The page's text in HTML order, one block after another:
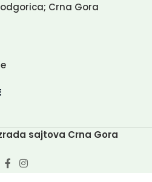
Crna Gora
sajtova Crna Gora